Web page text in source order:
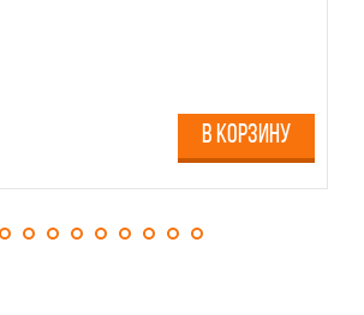
В КОРЗИНУ